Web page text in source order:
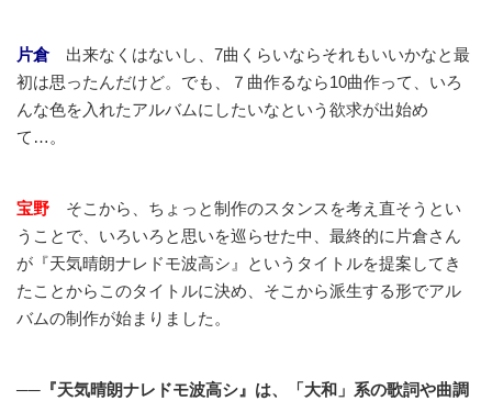
片倉出来なくはないし、7曲くらいならそれもいいかなと最
初は思ったんだけど。でも、７曲作るなら10曲作って、いろ
んな色を入れたアルバムにしたいなという欲求が出始め
て…。
宝野 そこから、ちょっと制作のスタンスを考え直そうとい
うことで、いろいろと思いを巡らせた中、最終的に片倉さん
が『天気晴朗ナレドモ波高シ』というタイトルを提案してき
たことからこのタイトルに決め、そこから派生する形でアル
バムの制作が始まりました。
──『天気晴朗ナレドモ波高シ』は、「大和」系の歌詞や曲調